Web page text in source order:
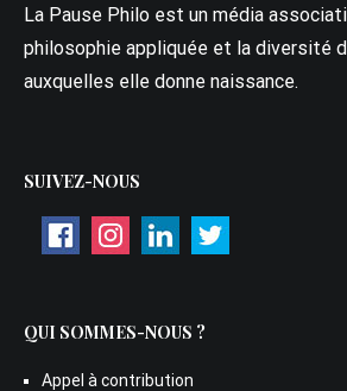
La Pause Philo est un média
philosophie appliquée et la diversité
auxquelles elle donne naissance.
SUIVEZ-NOUS
QUI SOMMES-NOUS ?
Appel à contribution